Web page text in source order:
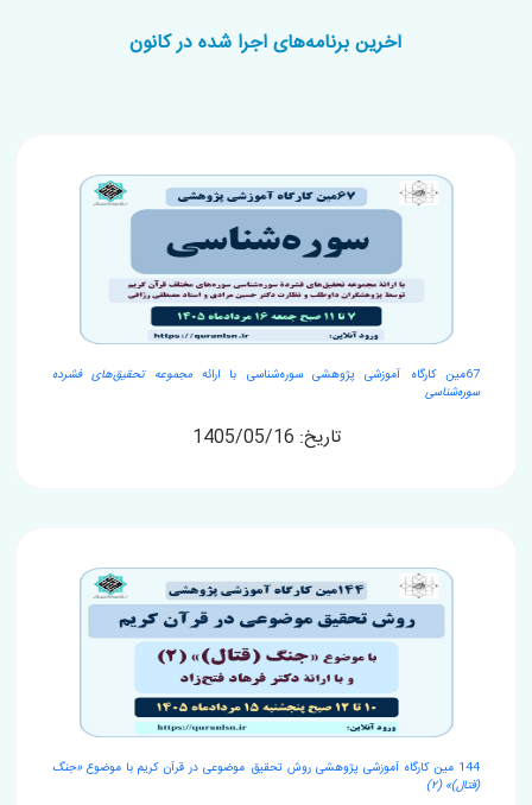
آخرین برنامه‌های اجرا شده در کانون
67مین کارگاه آموزشی پژوهشی سوره‌شناسی با ارائه
مجموعه تحقیق‌های فشرده
سوره‌شناسی
تاریخ: 1405/05/16
144 مین کارگاه آموزشی پژوهشی روش تحقیق موضوعی در قرآن کریم با موضوع
«جنگ
(قتال)» (۲)